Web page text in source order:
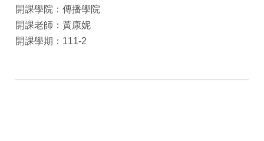
開課學院：傳播學院
開課老師：黃康妮
開課學期：111-2